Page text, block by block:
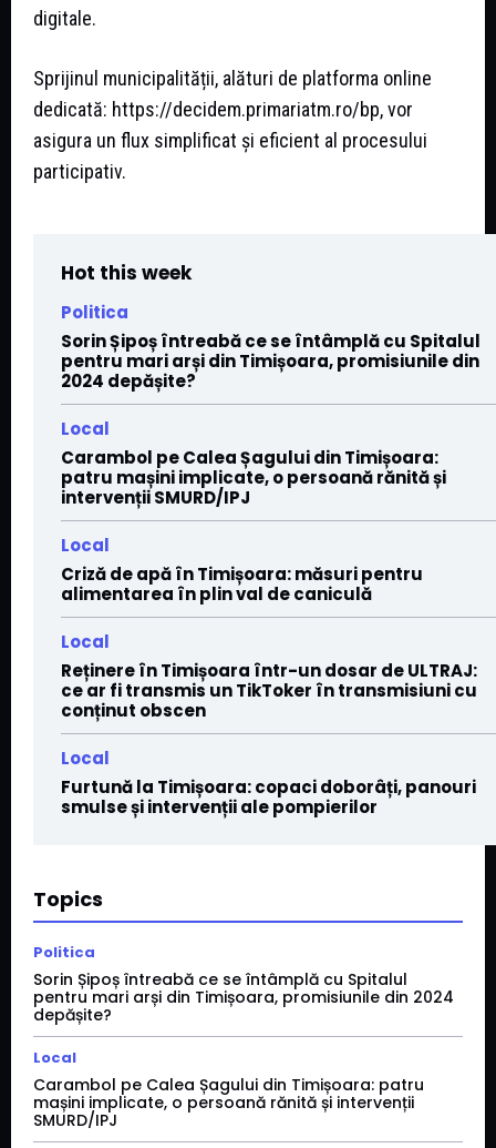
digitale.
Sprijinul municipalității, alături de platforma online
dedicată: https://decidem.primariatm.ro/bp, vor
asigura un flux simplificat și eficient al procesului
participativ.
Hot this week
Politica
Sorin Șipoș întreabă ce se întâmplă cu Spitalul
pentru mari arși din Timișoara, promisiunile din
2024 depășite?
Local
Carambol pe Calea Șagului din Timișoara:
patru mașini implicate, o persoană rănită și
intervenții SMURD/IPJ
Local
Criză de apă în Timișoara: măsuri pentru
alimentarea în plin val de caniculă
Local
Reținere în Timișoara într-un dosar de ULTRAJ:
ce ar fi transmis un TikToker în transmisiuni cu
conținut obscen
Local
Furtună la Timișoara: copaci doborâți, panouri
smulse și intervenții ale pompierilor
Topics
Politica
Sorin Șipoș întreabă ce se întâmplă cu Spitalul
pentru mari arși din Timișoara, promisiunile din 2024
depășite?
Local
Carambol pe Calea Șagului din Timișoara: patru
mașini implicate, o persoană rănită și intervenții
SMURD/IPJ